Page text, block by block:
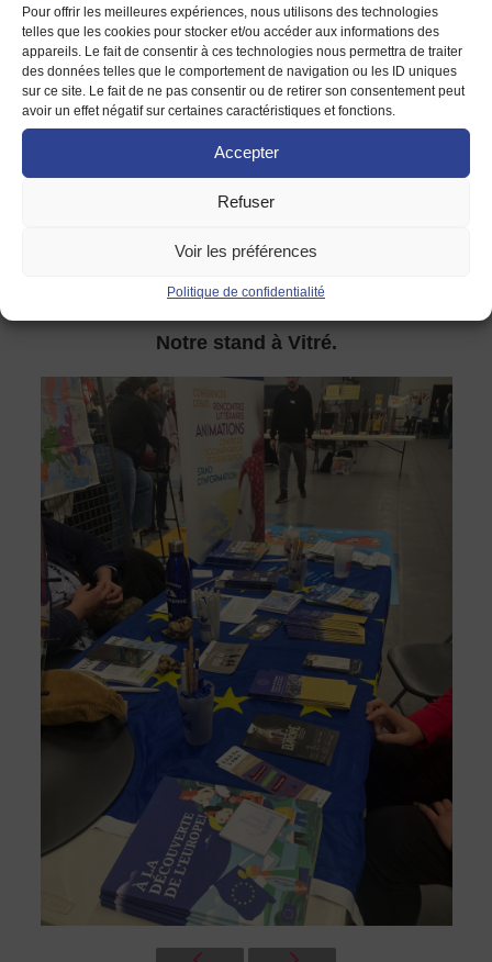
Pour offrir les meilleures expériences, nous utilisons des technologies
telles que les cookies pour stocker et/ou accéder aux informations des
appareils. Le fait de consentir à ces technologies nous permettra de traiter
des données telles que le comportement de navigation ou les ID uniques
sur ce site. Le fait de ne pas consentir ou de retirer son consentement peut
avoir un effet négatif sur certaines caractéristiques et fonctions.
Accepter
Refuser
Voir les préférences
Politique de confidentialité
candidature. Elles se sont aussi intéressées aux activités de
la Maison de l’Europe. Elles ont pu jouer à notre quiz
européen grâce à la grande roue colorée, et replacer des
symboles sur notre grande carte en toile.
Merci beaucoup à toutes les personnes qui sont venues
échanger avec nous.
Notre stand à Vitré.